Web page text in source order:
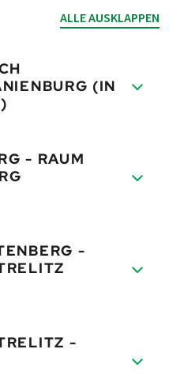
ALLE AUSKLAPPEN
(IN
- RAUM
nach Zeh­denick. Im
erle­ben Sie haut­
im einst­mals
-
beginnt die
Auf der Tour
Sie eine Viel­zahl
-